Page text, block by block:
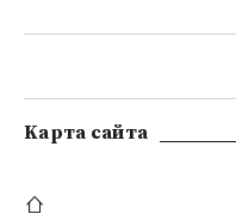
Kарта сайта